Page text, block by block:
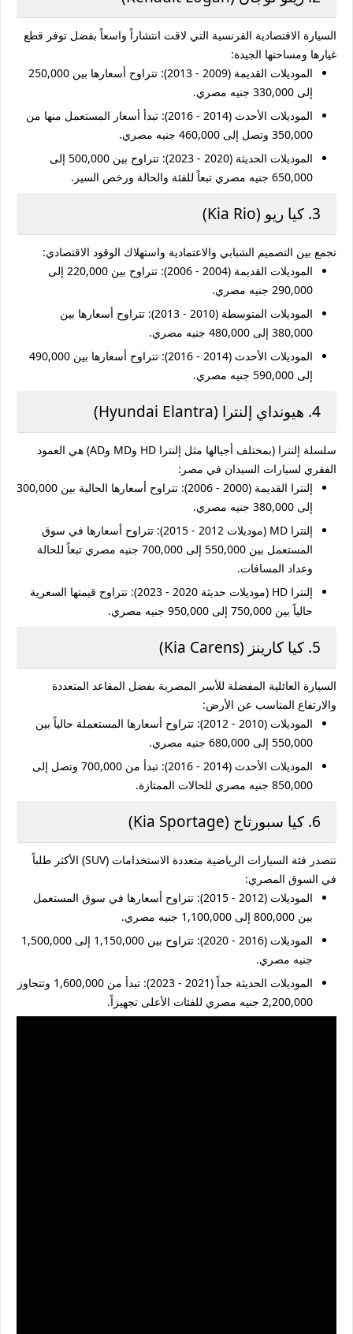
السيارة الاقتصادية الفرنسية التي لاقت انتشاراً واسعاً بفضل توفر قطع
غيارها ومساحتها الجيدة:
الموديلات القديمة (2009 - 2013):
تتراوح أسعارها بين 250,000
إلى 330,000 جنيه مصري
.
الموديلات الأحدث (2014 - 2016):
تبدأ أسعار المستعمل منها من
350,000 وتصل إلى 460,000 جنيه مصري
.
الموديلات الحديثة (2020 - 2023):
تتراوح بين
500,000 إلى
650,000 جنيه مصري
تبعاً للفئة والحالة ورخص السير.
3. كيا ريو (Kia Rio)
تجمع بين التصميم الشبابي والاعتمادية واستهلاك الوقود الاقتصادي:
الموديلات القديمة (2004 - 2006):
تتراوح بين
220,000 إلى
290,000 جنيه مصري
.
الموديلات المتوسطة (2010 - 2013):
تتراوح أسعارها بين
380,000 إلى 480,000 جنيه مصري
.
الموديلات الأحدث (2014 - 2016):
تتراوح أسعارها بين 490,000
إلى 590,000 جنيه مصري
.
4. هيونداي إلنترا (Hyundai Elantra)
سلسلة إلنترا (بمختلف أجيالها مثل إلنترا HD وMD وAD) هي العمود
الفقري لسيارات السيدان في مصر:
إلنترا القديمة (2000 - 2006):
تتراوح أسعارها الحالية بين 300,000
إلى 380,000 جنيه مصري
.
إلنترا MD (موديلات 2012 - 2015):
تتراوح أسعارها في سوق
المستعمل بين 550,000 إلى 700,000 جنيه مصري
تبعاً للحالة
وعداد المسافات.
إلنترا HD (موديلات حديثة 2020 - 2023):
تتراوح قيمتها السعرية
حالياً بين 750,000 إلى 950,000 جنيه مصري .
5. كيا كارينز (Kia Carens)
السيارة العائلية المفضلة للأسر المصرية بفضل المقاعد المتعددة
والارتفاع المناسب عن الأرض:
الموديلات (2010 - 2012):
تتراوح أسعارها المستعملة حالياً بين
550,000 إلى 680,000 جنيه مصري
.
الموديلات الأحدث (2014 - 2016):
تبدأ من
700,000 وتصل إلى
850,000 جنيه مصري
للحالات الممتازة.
6. كيا سبورتاج (Kia Sportage)
تتصدر فئة السيارات الرياضية متعددة الاستخدامات (SUV) الأكثر طلباً
في السوق المصري:
الموديلات (2012 - 2015):
تتراوح أسعارها في سوق المستعمل
بين 800,000 إلى 1,100,000 جنيه مصري
.
الموديلات (2016 - 2020):
تتراوح بين
1,150,000 إلى 1,500,000
جنيه مصري.
الموديلات الحديثة جداً (2021 - 2023):
تبدأ من
1,600,000 وتتجاوز
2,200,000 جنيه مصري
للفئات الأعلى تجهيزاً.